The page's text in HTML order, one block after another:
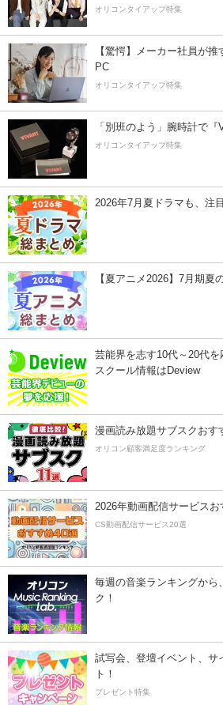
オリコンタイアップ特集
【驚愕】メーカー社員が
PC
オリコンタイアップ特集
「別班のよう」腕時計で
オリコンタイアップ特集
2026年7月夏ドラマも、注
【夏アニメ2026】7月期夏
芸能界を志す10代～20代を
スクール情報はDeview
漫画読み放題サブスクおす
オリコン顧客満足度ランキング
2026年動画配信サービスお
CS動画配信サービス20選
毎週の音楽ランキングから
ク！
試写会、登壇イベント、サ
ト！
プレゼント特集